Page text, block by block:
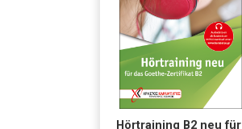
Hörtraining B2 neu für